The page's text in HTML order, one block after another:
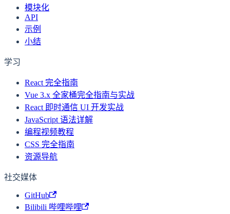
模块化
API
示例
小结
学习
React 完全指南
Vue 3.x 全家桶完全指南与实战
React 即时通信 UI 开发实战
JavaScript 语法详解
编程视频教程
CSS 完全指南
资源导航
社交媒体
GitHub
Bilibili 哔哩哔哩